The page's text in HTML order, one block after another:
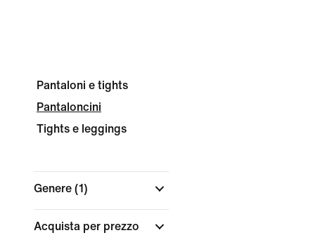
Pantaloni e tights
Pantaloncini
Tights e leggings
Genere (1)
Acquista per prezzo